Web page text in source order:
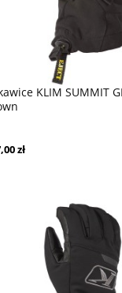
KLIM SUMMIT
zł